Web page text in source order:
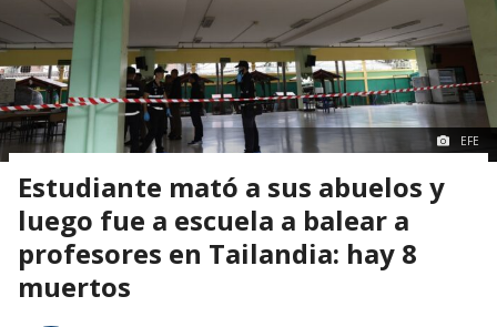
EFE
Estudiante mató a sus abuelos y
luego fue a escuela a balear a
profesores en Tailandia: hay 8
muertos